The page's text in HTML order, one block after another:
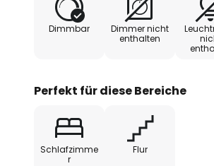
Dimmbar
Dimmer nicht
enthalten
Perfekt für diese Bereiche
Schlafzimme
r
Flur